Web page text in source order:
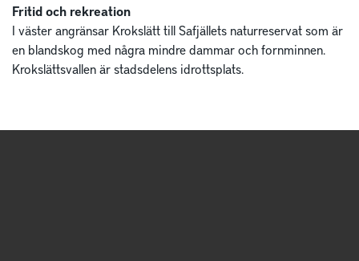
Fritid och rekreation
I väster angränsar Krokslätt till Safjällets naturreservat som är
en blandskog med några mindre dammar och fornminnen.
Krokslättsvallen är stadsdelens idrottsplats.